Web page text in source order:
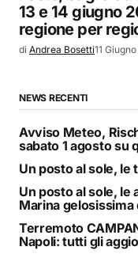
13 e 14 giugno
regione per
di Andrea Bosetti11
NEWS RECENTI
Avviso Meteo,
sabato 1 agosto su
Un posto al sole, le
Un posto al sole, le
Marina gelosissima
Terremoto
Napoli: tutti gli